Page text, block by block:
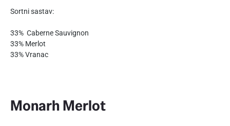
Sortni sastav:
33% Caberne Sauvignon
33% Merlot
33% Vranac
Monarh Merlot